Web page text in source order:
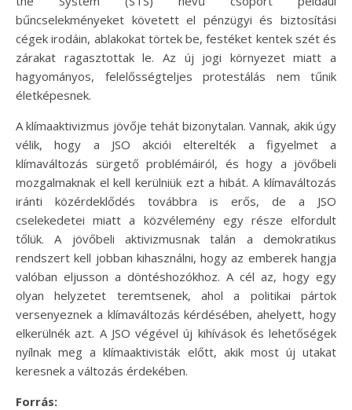
bűncselekményeket követett el pénzügyi és biztosítási
cégek irodáin, ablakokat törtek be, festéket kentek szét és
zárakat ragasztottak le. Az új jogi környezet miatt a
hagyományos, felelősségteljes protestálás nem tűnik
életképesnek.
A klímaaktivizmus jövője tehát bizonytalan. Vannak, akik úgy
vélik, hogy a JSO akciói elterelték a figyelmet a
klímaváltozás sürgető problémáiról, és hogy a jövőbeli
mozgalmaknak el kell kerülniük ezt a hibát. A klímaváltozás
iránti közérdeklődés továbbra is erős, de a JSO
cselekedetei miatt a közvélemény egy része elfordult
tőlük. A jövőbeli aktivizmusnak talán a demokratikus
rendszert kell jobban kihasználni, hogy az emberek hangja
valóban eljusson a döntéshozókhoz. A cél az, hogy egy
olyan helyzetet teremtsenek, ahol a politikai pártok
versenyeznek a klímaváltozás kérdésében, ahelyett, hogy
elkerülnék azt. A JSO végével új kihívások és lehetőségek
nyílnak meg a klímaaktivisták előtt, akik most új utakat
keresnek a változás érdekében.
Forrás: